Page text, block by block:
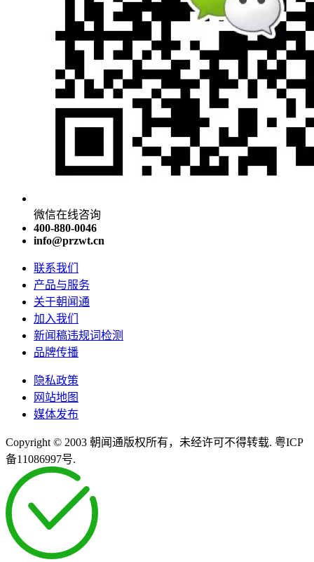
微信在线咨询
400-880-0046
info@przwt.cn
联系我们
产品与服务
关于朝闻通
加入我们
新闻稿违规词检测
品牌传播
隐私政策
网站地图
媒体发布
Copyright © 2003 朝闻通版权所有，未经许可不得转载. 粤ICP
备11086997号.